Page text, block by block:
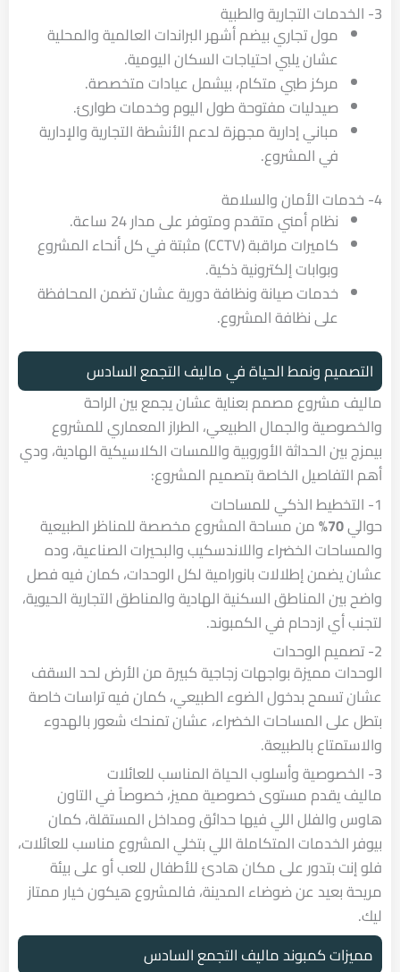
3- الخدمات التجارية والطبية
مول تجاري بيضم أشهر البراندات العالمية والمحلية
عشان يلبي احتياجات السكان اليومية.
مركز طبي متكام، بيشمل عيادات متخصصة.
صيدليات مفتوحة طول اليوم وخدمات طوارئ.
مباني إدارية مجهزة لدعم الأنشطة التجارية والإدارية
في المشروع.
4- خدمات الأمان والسلامة
نظام أمني متقدم ومتوفر على مدار 24 ساعة.
كاميرات مراقبة (CCTV) مثبتة في كل أنحاء المشروع
وبوابات إلكترونية ذكية.
خدمات صيانة ونظافة دورية عشان تضمن المحافظة
على نظافة المشروع.
التصميم ونمط الحياة في ماليف التجمع السادس
ماليف مشروع مصمم بعناية عشان يجمع بين الراحة
والخصوصية والجمال الطبيعي، الطراز المعماري للمشروع
بيمزج بين الحداثة الأوروبية واللمسات الكلاسيكية الهادية، ودي
أهم التفاصيل الخاصة بتصميم المشروع:
1- التخطيط الذكي للمساحات
حوالي70% من مساحة المشروع مخصصة للمناظر الطبيعية
والمساحات الخضراء واللاندسكيب والبحيرات الصناعية، وده
عشان يضمن إطلالات بانورامية لكل الوحدات، كمان فيه فصل
واضح بين المناطق السكنية الهادية والمناطق التجارية الحيوية،
لتجنب أي ازدحام في الكمبوند.
2- تصميم الوحدات
الوحدات مميزة بواجهات زجاجية كبيرة من الأرض لحد السقف
عشان تسمح بدخول الضوء الطبيعي، كمان فيه تراسات خاصة
بتطل على المساحات الخضراء، عشان تمنحك شعور بالهدوء
والاستمتاع بالطبيعة.
3- الخصوصية وأسلوب الحياة المناسب للعائلات
ماليف يقدم مستوى خصوصية مميز، خصوصاً في التاون
هاوس والفلل اللي فيها حدائق ومداخل المستقلة، كمان
بيوفر الخدمات المتكاملة اللي بتخلي المشروع مناسب للعائلات،
فلو إنت بتدور على مكان هادئ للأطفال للعب أو على بيئة
مريحة بعيد عن ضوضاء المدينة، فالمشروع هيكون خيار ممتاز
ليك.
مميزات كمبوند ماليف التجمع السادس